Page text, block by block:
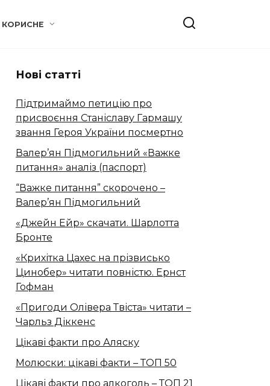
КОРИСНЕ
Нові статті
Підтримаймо петицію про
присвоєння Станіславу Гармашу
звання Героя України посмертно
Валер’ян Підмогильний «Важке
питання» аналіз (паспорт)
“Важке питання” скорочено –
Валер’ян Підмогильний
«Джейн Ейр» скачати. Шарлотта
Бронте
«Крихітка Цахес на прізвисько
Цинобер» читати повністю. Ернст
Гофман
«Пригоди Олівера Твіста» читати –
Чарльз Діккенс
Цікаві факти про Аляску
Молюски: цікаві факти – ТОП 50
Цікаві факти про алкоголь – ТОП 21